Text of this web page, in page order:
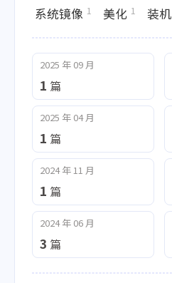
系统镜像 1 美化 1 装机
2025 年 09 月
1 篇
2025 年 04 月
1 篇
2024 年 11 月
1 篇
2024 年 06 月
3 篇